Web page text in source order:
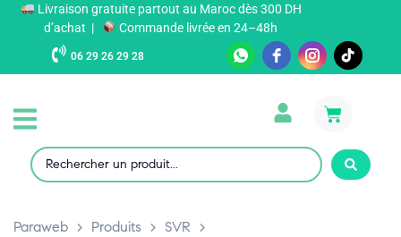
Livraison gratuite partout au Maroc dès 300 DH
d’achat |
Commande livrée en 24–48h
06 29 26 29 28
Paraweb > Produits > SVR >